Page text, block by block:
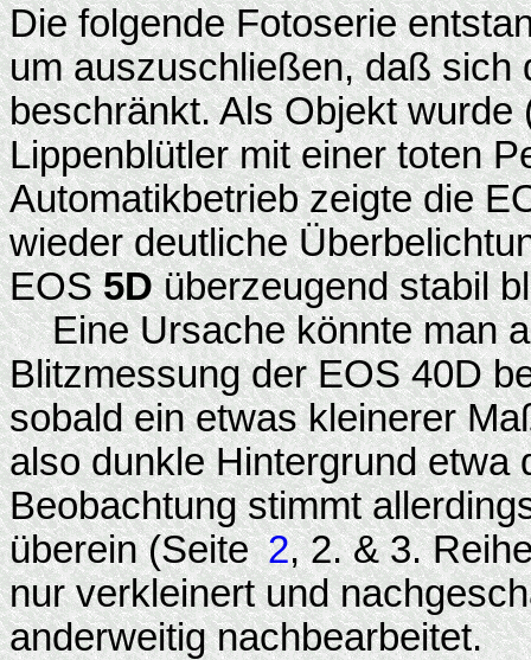
Die folgende Fotoserie
um auszuschließen, daß sich
beschränkt. Als Objekt wurde
Lippenblütler mit einer toten
Automatikbetrieb zeigte die
wieder deutliche
EOS5Düberzeugend stabil
Eine Ursache könnte man
Blitzmessung der EOS 40D
sobald ein etwas kleinerer
also dunkle Hintergrund etwa
Beobachtung stimmt
überein (Seite2, 2. & 3.
nur verkleinert und
anderweitig nachbearbeitet.